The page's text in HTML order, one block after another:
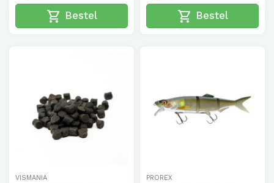
shopping_cart Bestel shopping_cart Bestel
VISMANIA PROREX